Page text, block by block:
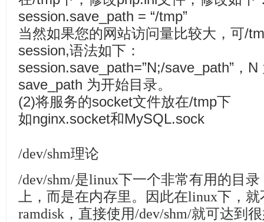
session.save_path = “/tmp”
当然如果您的网站访问量比较大，可/
session,语法如下：
session.save_path=”N;/save_path”，
save_path 为开始目录。
(2)将服务的socket文件放在/tmp下
如nginx.socket和MySQL.sock
/dev/shm理论
/dev/shm/是linux下一个非常有用的目
上，而是在内存里。因此在linux下，
ramdisk，直接使用/dev/shm/就可达到